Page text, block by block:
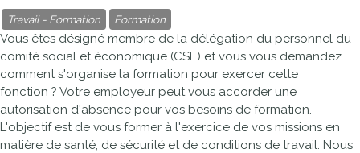
Travail - Formation Formation
Vous êtes désigné membre de la délégation du personnel du
comité social et économique (CSE) et vous vous demandez
comment s'organise la formation pour exercer cette
fonction ? Votre employeur peut vous accorder une
autorisation d'absence pour vos besoins de formation.
L'objectif est de vous former à l'exercice de vos missions en
matière de santé, de sécurité et de conditions de travail. Nous